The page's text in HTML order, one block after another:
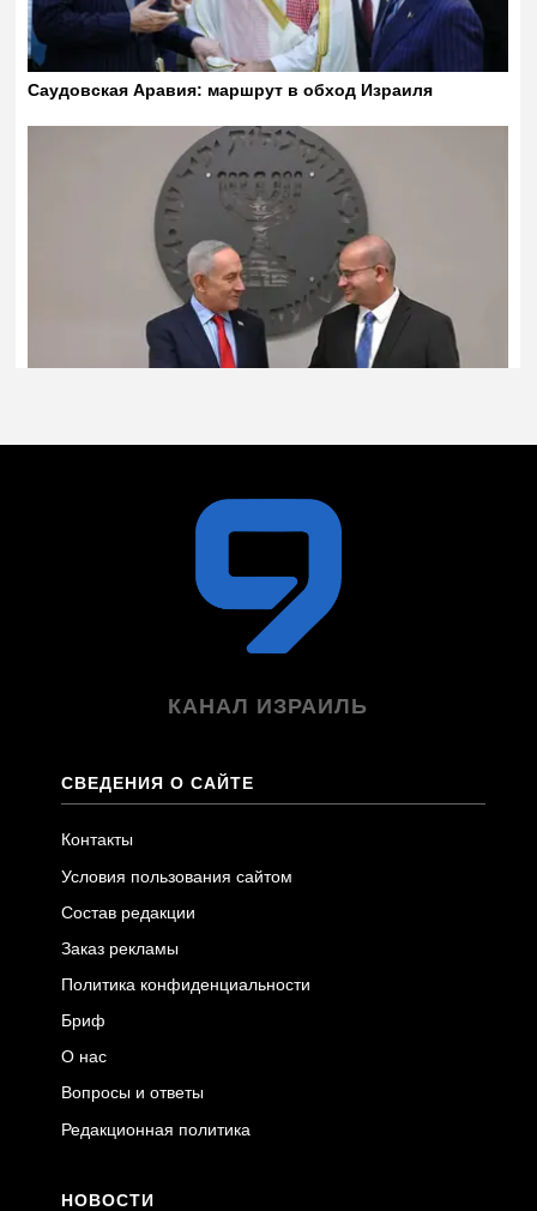
КАНАЛ ИЗРАИЛЬ
СВЕДЕНИЯ О САЙТЕ
Контакты
Условия пользования сайтом
Состав редакции
Заказ рекламы
Политика конфиденциальности
Бриф
О нас
Вопросы и ответы
Редакционная политика
НОВОСТИ